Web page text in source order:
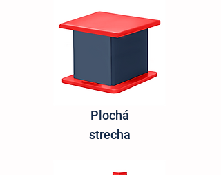
Plochá
strecha​